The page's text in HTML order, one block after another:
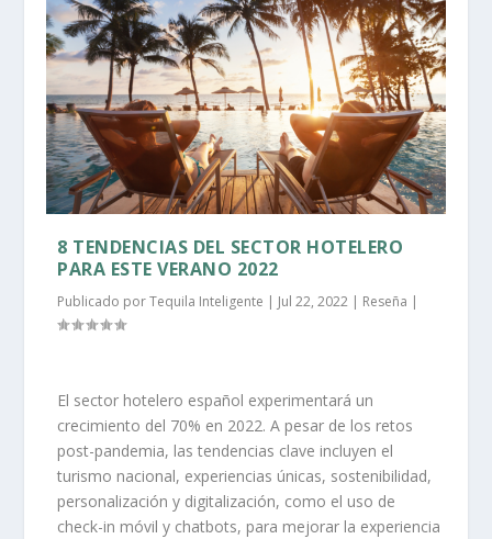
8 TENDENCIAS DEL SECTOR HOTELERO
PARA ESTE VERANO 2022
Publicado porTequila Inteligente | Jul 22, 2022 | Reseña |
El sector hotelero español experimentará un
crecimiento del 70% en 2022. A pesar de los retos
post-pandemia, las tendencias clave incluyen el
turismo nacional, experiencias únicas, sostenibilidad,
personalización y digitalización, como el uso de
check-in móvil y chatbots, para mejorar la experiencia